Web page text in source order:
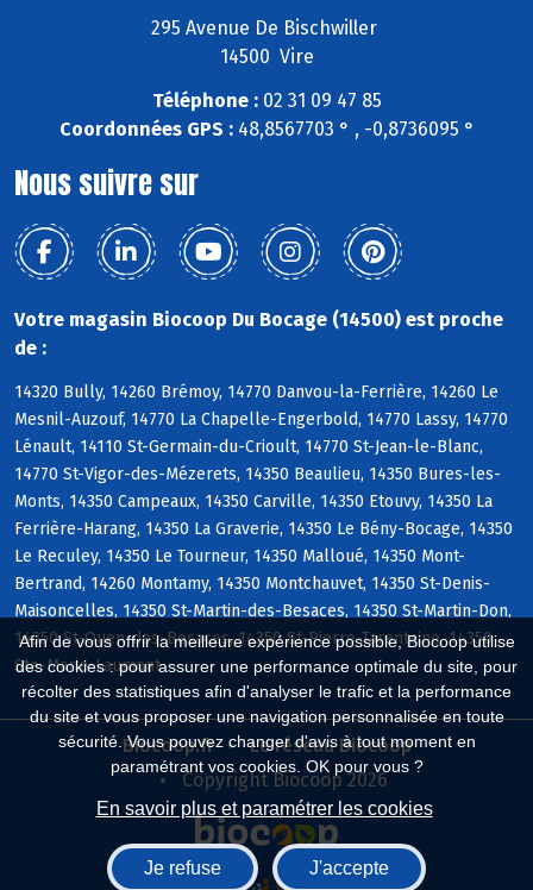
Afin de vous offrir la meilleure expérience possible, Biocoop utilise
des cookies : pour assurer une performance optimale du site, pour
récolter des statistiques afin d'analyser le trafic et la performance
du site et vous proposer une navigation personnalisée en toute
sécurité. Vous pouvez changer d'avis à tout moment en
paramétrant vos cookies. OK pour vous ?
En savoir plus et paramétrer les cookies
Je refuse J'accepte
295 Avenue De Bischwiller
14500 Vire
Téléphone :02 31 09 47 85
Coordonnées GPS :48,8567703 ° , -0,8736095 °
Nous suivre sur
Votre magasin Biocoop Du Bocage (14500) est proche
de :
14320 Bully, 14260 Brémoy, 14770 Danvou-la-Ferrière, 14260 Le
Mesnil-Auzouf, 14770 La Chapelle-Engerbold, 14770 Lassy, 14770
Lénault, 14110 St-Germain-du-Crioult, 14770 St-Jean-le-Blanc,
14770 St-Vigor-des-Mézerets, 14350 Beaulieu, 14350 Bures-les-
Monts, 14350 Campeaux, 14350 Carville, 14350 Etouvy, 14350 La
Ferrière-Harang, 14350 La Graverie, 14350 Le Bény-Bocage, 14350
Le Reculey, 14350 Le Tourneur, 14350 Malloué, 14350 Mont-
Bertrand, 14260 Montamy, 14350 Montchauvet, 14350 St-Denis-
Maisoncelles, 14350 St-Martin-des-Besaces, 14350 St-Martin-Don,
14350 St-Ouen-des-Besaces, 14350 St-Pierre-Tarentaine, 14350
Ste-Marie-Laumont
Biocoop.fr
Le réseau Biocoop
Copyright Biocoop 2026